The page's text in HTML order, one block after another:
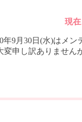
現在
年9月30日(水)はメ
変申し訳ありません